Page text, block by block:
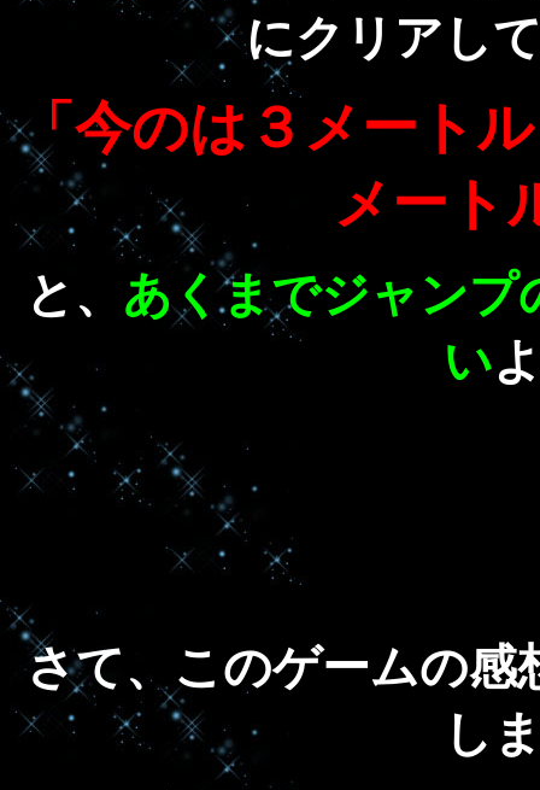
にクリアし
「今のは３メート
メート
と、 あくまでジャンプ
い
さて、このゲームの
し